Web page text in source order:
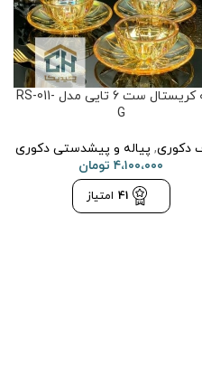
پیاله کریستال ست 6 تایی مدل RS-011-
G
دکوری, پیاله و پیشدستی دکوری
۴،۱۰۰،۰۰۰ تومان
41 امتیاز